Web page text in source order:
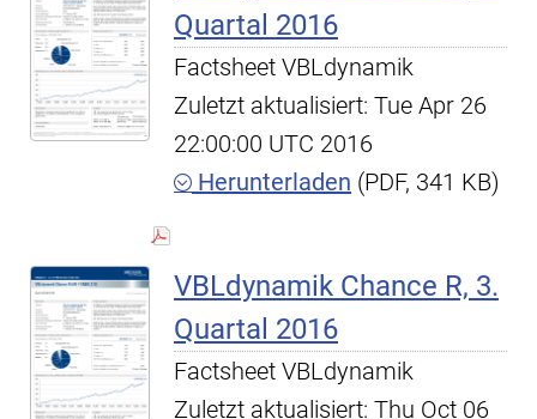
Quartal 2016
Factsheet VBLdynamik
Zuletzt aktualisiert: Tue Apr 26
22:00:00 UTC 2016
Herunterladen (PDF, 341 KB)
VBLdynamik Chance R, 3.
Quartal 2016
Factsheet VBLdynamik
Zuletzt aktualisiert: Thu Oct 06